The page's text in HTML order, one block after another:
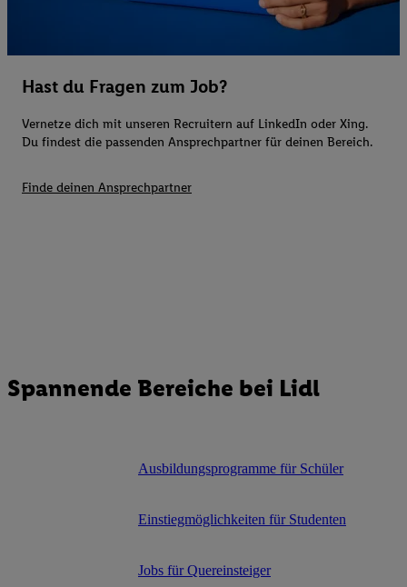
Hast du Fragen zum Job?
Vernetze dich mit unseren Recruitern auf LinkedIn oder Xing.
Du findest die passenden Ansprechpartner für deinen Bereich.
Finde deinen Ansprechpartner
Spannende Bereiche bei Lidl
Ausbildungsprogramme für Schüler
Einstiegmöglichkeiten für Studenten
Jobs für Quereinsteiger